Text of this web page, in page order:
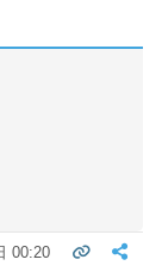
00:20